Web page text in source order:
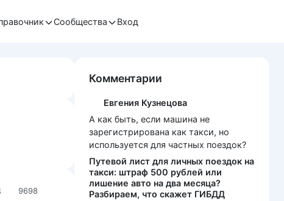
Сообщества Вход
9698
Комментарии
Евгения Кузнецова
А как быть, если машина не
зарегистрирована как такси, но
используется для частных поездок?
Путевой лист для личных поездок на
такси: штраф 500 рублей или
лишение авто на два месяца?
Разбираем, что скажет ГИБДД